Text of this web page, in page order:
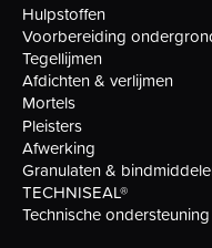
Hulpstoffen
Voorbereiding
Tegellijmen
Afdichten & verlijmen
Mortels
Pleisters
Afwerking
Granulaten &
TECHNISEAL®
Technische ondersteuning